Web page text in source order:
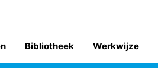
Bibliotheek Werkwijze